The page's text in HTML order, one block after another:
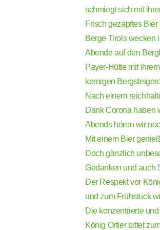
schmiegt sich mit
Frisch gezapftes
Berge Tirols wecken
Abende auf den
Payer-Hütte mit
kernigen
Nach einem
Dank Corona haben
Abends hören wir
Mit einem Bier
Doch gänzlich
Gedanken und auch
Der Respekt vor
und zum Frühstück
Die konzentrierte
König Ortler bittet